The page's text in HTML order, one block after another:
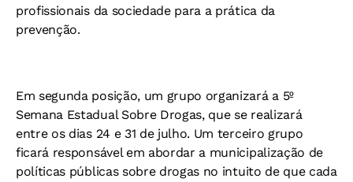
profissionais da sociedade para a prática da
prevenção.
Em segunda posição, um grupo organizará a 5º
Semana Estadual Sobre Drogas, que se realizará
entre os dias 24 e 31 de julho. Um terceiro grupo
ficará responsável em abordar a municipalização de
políticas públicas sobre drogas no intuito de que cada